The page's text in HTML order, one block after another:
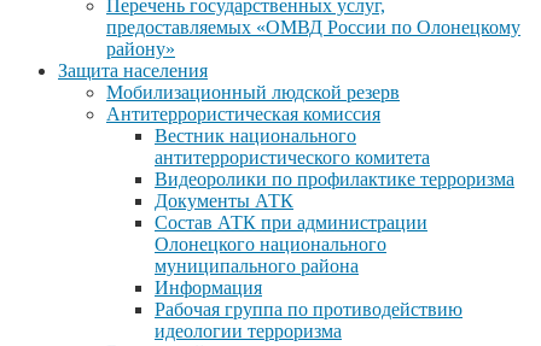
Перечень государственных услуг,
предоставляемых «ОМВД России по Олонецкому
району»
Защита населения
Мобилизационный людской резерв
Антитеррористическая комиссия
Вестник национального
антитеррористического комитета
Видеоролики по профилактике терроризма
Документы АТК
Состав АТК при администрации
Олонецкого национального
муниципального района
Информация
Рабочая группа по противодействию
идеологии терроризма